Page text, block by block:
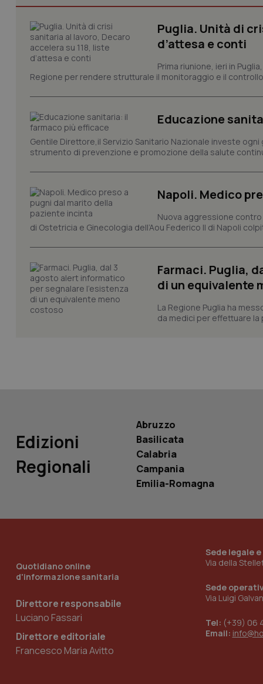
Puglia. Unità di
d’attesa e conti
Prima riunione, ieri in
Regione per rendere strutturale il monitoraggio e il
Educazione
Gentile Direttore,il Servizio Sanitario Nazionale investe
strumento di prevenzione e promozione della salute
Napoli. Medico
Nuova aggressione
di Ostetricia e Ginecologia dell’Aou Federico II di Napoli
Farmaci. Puglia,
di un equivalente
La Regione Puglia ha
da medici per effettuare la
Edizioni
Regionali
Abruzzo
Basilicata
Calabria
Campania
Emilia-Romagna
Quotidiano online
d'informazione sanitaria
Direttore responsabile
Luciano Fassari
Direttore editoriale
Francesco Maria Avitto
Sede legale
Via della
Sede
Via Luigi
Tel: (+39) 06
Email:
tracking-sites-
tracking-sites-
PHPSESSID
ROLLOUT_TOKEN
ironfish-tracking-
named-enable